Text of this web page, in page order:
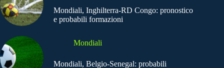
Mondiali, Inghilterra-RD Congo: pronostico
e probabili formazioni
Mondiali
Mondiali, Belgio-Senegal: probabili